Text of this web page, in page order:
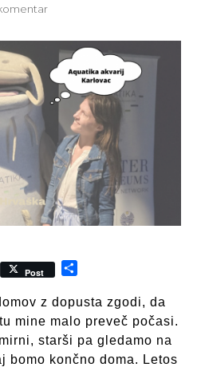
na
akvarij
Karlovac
–
se
vredno
ustaviti?
Post
z dopusta zgodi, da
mine malo preveč počasi.
starši pa gledamo na
bomo končno doma. Letos